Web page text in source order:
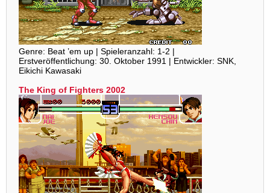
Genre: Beat ’em up | Spieleranzahl: 1-2 |
Erstveröffentlichung: 30. Oktober 1991 | Entwickler: SNK,
Eikichi Kawasaki
The King of Fighters 2002